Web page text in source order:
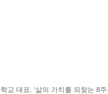
교 대표. ‘삶의 가치를 되찾는 8